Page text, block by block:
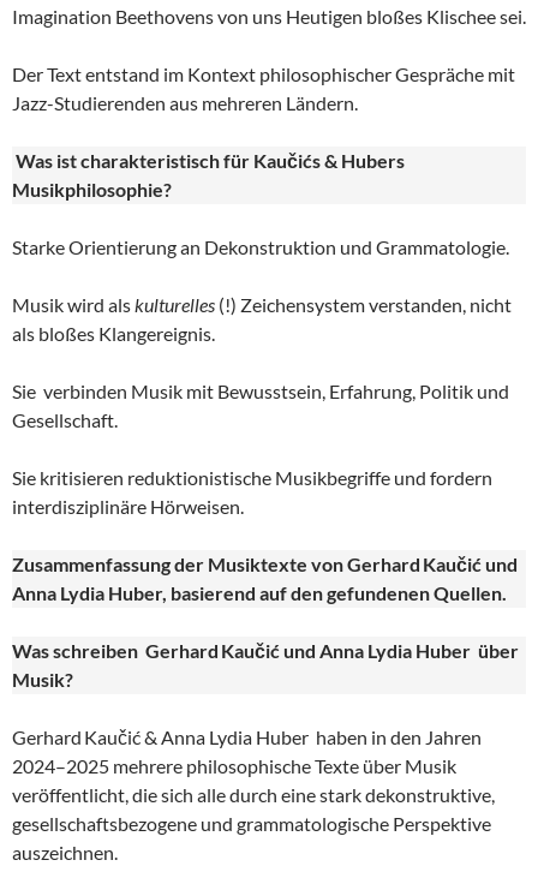
Imagination Beethovens von uns Heutigen bloßes Klischee sei.
Der Text entstand im Kontext philosophischer Gespräche mit
Jazz-Studierenden aus mehreren Ländern.
Was ist charakteristisch für Kaučićs & Hubers
Musikphilosophie?
Starke Orientierung an Dekonstruktion und Grammatologie.
Musik wird alskulturelles (!) Zeichensystem verstanden, nicht
als bloßes Klangereignis.
Sie verbinden Musik mit Bewusstsein, Erfahrung, Politik und
Gesellschaft.
Sie kritisieren reduktionistische Musikbegriffe und fordern
interdisziplinäre Hörweisen.
Zusammenfassung der Musiktexte von Gerhard Kaučić und
Anna Lydia Huber, basierend auf den gefundenen Quellen.
Was schreiben Gerhard Kaučić und Anna Lydia Huber über
Musik?
Gerhard Kaučić & Anna Lydia Huber haben in den Jahren
2024–2025 mehrere philosophische Texte über Musik
veröffentlicht, die sich alle durch eine stark dekonstruktive,
gesellschaftsbezogene und grammatologische Perspektive
auszeichnen.